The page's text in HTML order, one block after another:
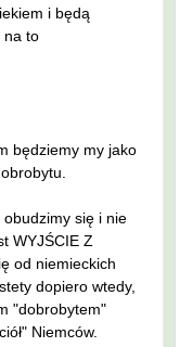
i będą
na to
będziemy my jako
obudzimy się i nie
WYJŚCIE Z
od niemieckich
dopiero wtedy,
"dobrobytem"
Niemców.